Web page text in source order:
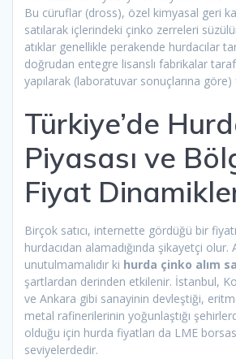
Bu cüruflar (dross), özel kimyasal geri
satılarak içlerindeki çinko zerreleri
atıklar genellikle perakende hurdacılar
doğrudan entegre lisanslı fabrikalar
yapılarak (laboratuvar sonuçlarına göre)
Türkiye’de
Piyasası ve
Fiyat
Birçok satıcı, internette gördüğü bir
hurdacıdan alamadığında şikayetçi olur.
unutulmamalıdır ki hurda çinko alım
şartlardan derinden etkilenir. İstanbul,
ve Ankara gibi sanayinin devleştiği,
metal rafinerilerinin yoğunlaştığı
olduğu için hurda fiyatları da LME
seviyelerdedir.